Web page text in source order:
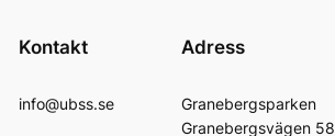
Kontakt
info@ubss.se
Adress
Granebergsparken
Granebergsvägen 58